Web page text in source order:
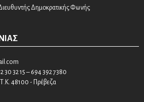
Δημοκρατικής Φωνής
30 32 15 – 694 392 7380
48100 - Πρέβεζα